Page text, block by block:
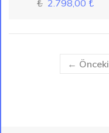
₺ 2.798,00 ₺
← Önceki